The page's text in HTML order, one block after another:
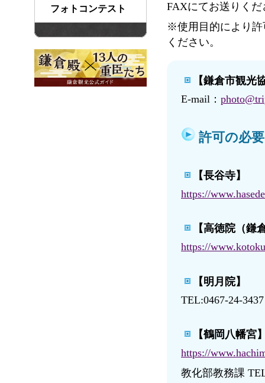
フォトコンテスト
FAXにてお送りくだ
※使用目的により許
ください。
【鎌倉市観光
E-mail：
許可の必
【長谷寺】
https://
【高徳院（鎌
https://
【明月院】
TEL:0467-24-
【鶴岡八幡宮
https://
教化部教務課